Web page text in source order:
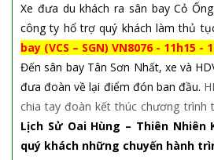
Xe đưa du khách ra sân bay Cỏ
công ty hổ trợ quý khách làm thủ
bay (VCS – SGN) VN8076 - 11h15 -
Đến sân bay Tân Sơn Nhất, xe và
đưa đoàn về lại điểm đón ban đầu.
chia tay đoàn kết thúc chương trình
Lịch Sử Oai Hùng – Thiên Nhiên
quý khách những chuyến hành